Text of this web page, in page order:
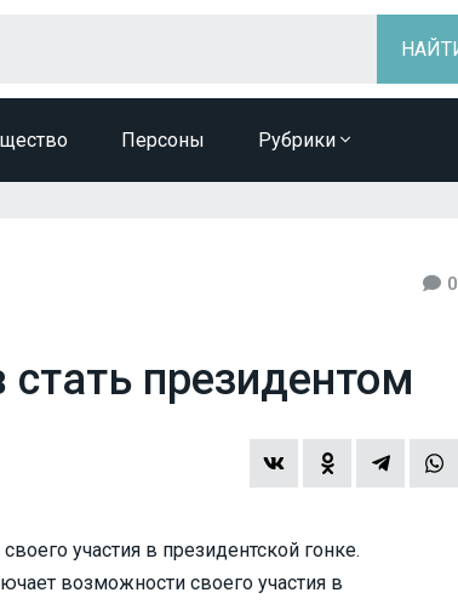
Персоны Рубрики
0
стать президентом
участия в президентской гонке.
возможности своего участия в